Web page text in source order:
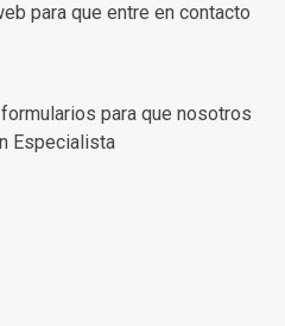
para que entre en contacto
para que nosotros
Especialista